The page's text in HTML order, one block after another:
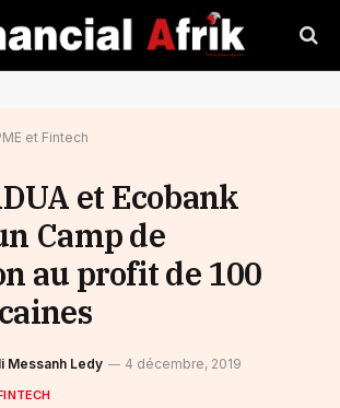
et Fintech
et Ecobank
Camp de
au profit de 100
Messanh Ledy 4 décembre, 2019